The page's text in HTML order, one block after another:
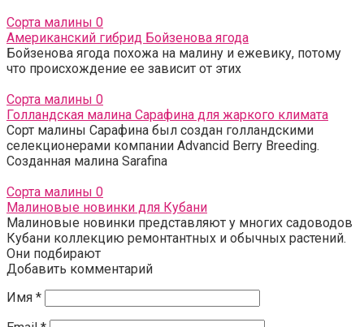
Сорта малины 0
Американский гибрид Бойзенова ягода
Бойзенова ягода похожа на малину и ежевику, потому
что происхождение ее зависит от этих
Сорта малины 0
Голландская малина Сарафина для жаркого климата
Сорт малины Сарафина был создан голландскими
селекционерами компании Advancid Berry Breeding.
Созданная малина Sarafina
Сорта малины 0
Малиновые новинки для Кубани
Малиновые новинки представляют у многих садоводов
Кубани коллекцию ремонтантных и обычных растений.
Они подбирают
Добавить комментарий
Имя *